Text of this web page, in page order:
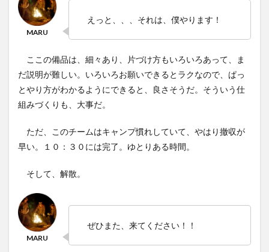
えっと、、、それは、僕やります！
ここの備品は、細々あり、片づけ方もいろいろあって、ま
だ説明が難しい。いろいろお願いできるとラクなので、ぱっ
とやり方がわかるようにできると、良さそうだ。そういう仕
組みづくりも、大事だ。
ただ、このチームはキャンプ慣れしていて、やはり撤収が
早い。１０：３０には完了。ゆとりある時間。
そして、解散。
ぜひまた、来てください！！